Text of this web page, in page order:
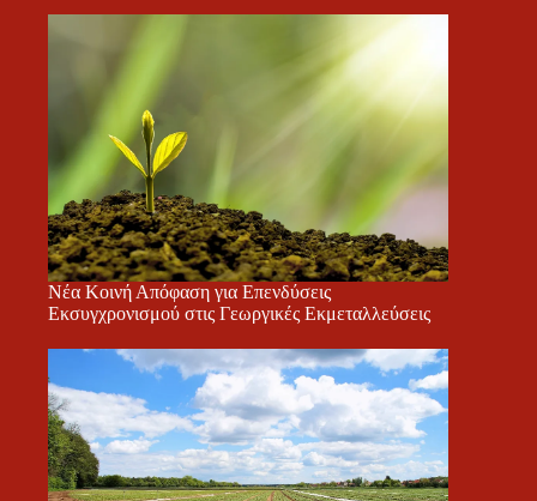
Νέα Κοινή Απόφαση για Επενδύσεις
Εκσυγχρονισμού στις Γεωργικές Εκμεταλλεύσεις